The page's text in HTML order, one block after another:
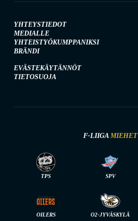
YHTEYSTIEDOT
MEDIALLE
YHTEISTYÖKUMPPANIKSI
BRÄNDI
EVÄSTEKÄYTÄNNÖT
TIETOSUOJA
F-LIIGA MIEHET
TPS SPV
OILERS O2-JYVÄSKYLÄ